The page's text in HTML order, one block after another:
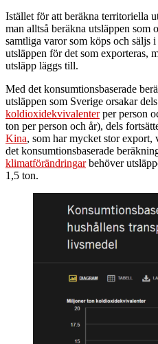
Istället för att beräkna territoriella
man alltså beräkna utsläppen som
samtliga varor som köps och säljs
utsläppen för det som exporteras,
utsläpp läggs till.
Med det konsumtionsbaserade
utsläppen som Sverige orsakar
koldioxidekvivalenterper person
ton per person och år), dels
Kina, som har mycket stor export,
det konsumtionsbaserade
klimatförändringarbehöver
1,5 ton.